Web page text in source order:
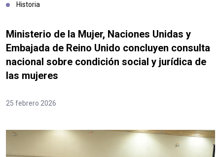
Historia
Ministerio de la Mujer, Naciones Unidas y
Embajada de Reino Unido concluyen consulta
nacional sobre condición social y jurídica de
las mujeres
25 febrero 2026